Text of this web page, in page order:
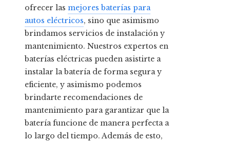
ofrecer las mejores baterías para
autos eléctricos, sino que asimismo
brindamos servicios de instalación y
mantenimiento. Nuestros expertos en
baterías eléctricas pueden asistirte a
instalar la batería de forma segura y
eficiente, y asimismo podemos
brindarte recomendaciones de
mantenimiento para garantizar que la
batería funcione de manera perfecta a
lo largo del tiempo. Además de esto,